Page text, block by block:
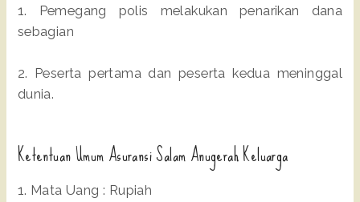
1. Pemegang polis melakukan penarikan dana
sebagian
2. Peserta pertama dan peserta kedua meninggal
dunia.
Ketentuan Umum Asuransi Salam Anugerah Keluarga
1. Mata Uang : Rupiah